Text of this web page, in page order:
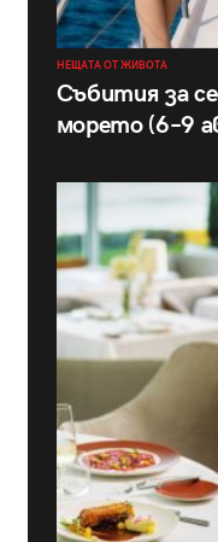
НЕЩАТА ОТ ЖИВОТА
Събития за
морето (6–9